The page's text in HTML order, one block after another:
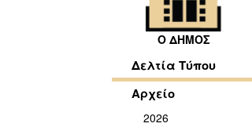
Ο ΔΗΜΟΣ
Δελτία Τύπου
Αρχείο
2026